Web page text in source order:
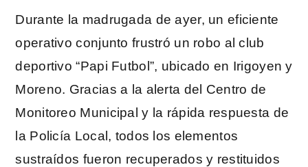
Durante la madrugada de ayer, un eficiente
operativo conjunto frustró un robo al club
deportivo “Papi Futbol”, ubicado en Irigoyen y
Moreno. Gracias a la alerta del Centro de
Monitoreo Municipal y la rápida respuesta de
la Policía Local, todos los elementos
sustraídos fueron recuperados y restituidos